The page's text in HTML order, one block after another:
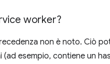
worker?
non è noto. Ciò
esempio, contiene un